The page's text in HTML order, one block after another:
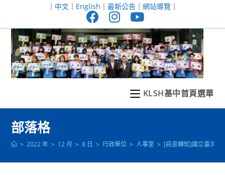
至
｜ 中文｜ English ｜ 最新公告｜ 網站導覽｜
KLSH基中首頁選單
部落格
> 2022 年 > 12 月 > 8 日 > 行政單位 > 人事室 > [訊息轉知]國立臺北教